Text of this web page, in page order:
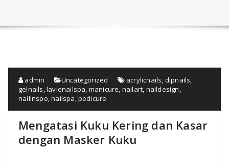
admin Uncategorized acrylicnails dipnails
gelnails ,lavienailspa manicure nailart naildesign
nailinspo ,nailspa ,pedicure
Mengatasi Kuku Kering dan Kasar
dengan Masker Kuku